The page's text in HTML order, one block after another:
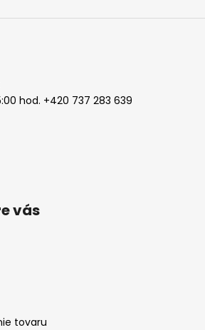
hod. +420 737 283 639
vás
tovaru